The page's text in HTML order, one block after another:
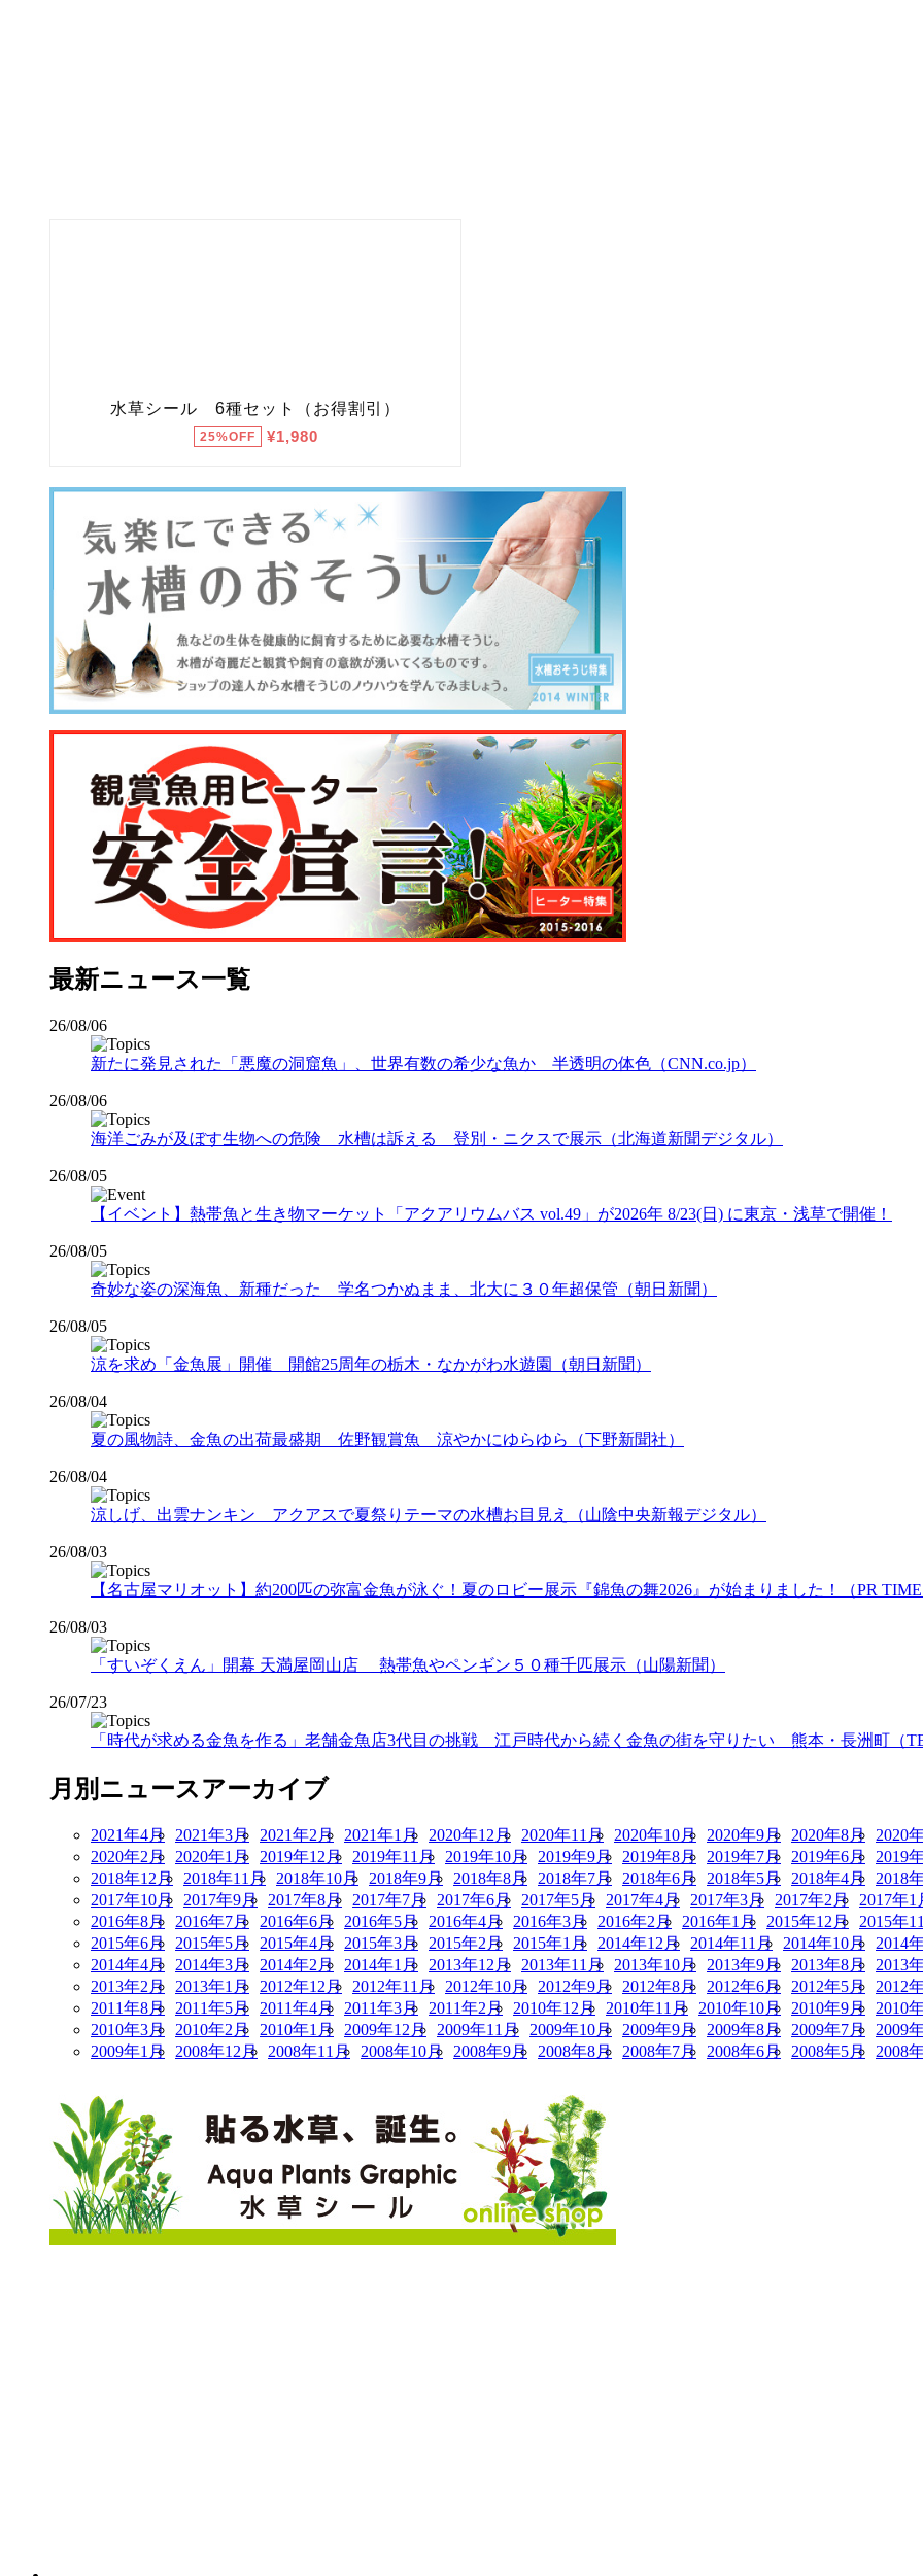
最新ニュース一覧
26/08/06
新たに発見された「悪魔の洞窟魚」、世界有数の希少な魚か 半透明の体色（CNN.co.jp）
26/08/06
海洋ごみが及ぼす生物への危険 水槽は訴える 登別・ニクスで展示（北海道新聞デジタル）
26/08/05
【イベント】熱帯魚と生き物マーケット「アクアリウムバス vol.49」が2026年 8/23(日) に東京・浅草で開催！
26/08/05
奇妙な姿の深海魚、新種だった 学名つかぬまま、北大に３０年超保管（朝日新聞）
26/08/05
涼を求め「金魚展」開催 開館25周年の栃木・なかがわ水遊園（朝日新聞）
26/08/04
夏の風物詩、金魚の出荷最盛期 佐野観賞魚 涼やかにゆらゆら（下野新聞社）
26/08/04
涼しげ、出雲ナンキン アクアスで夏祭りテーマの水槽お目見え（山陰中央新報デジタル）
26/08/03
【名古屋マリオット】約200匹の弥富金魚が泳ぐ！夏のロビー展示『錦魚の舞2026』が始まりました！（PR
26/08/03
「すいぞくえん」開幕 天満屋岡山店 熱帯魚やペンギン５０種千匹展示（山陽新聞）
26/07/23
「時代が求める金魚を作る」老舗金魚店3代目の挑戦 江戸時代から続く金魚の街を守りたい 熊本・長洲町（
月別ニュースアーカイブ
2021年4月 2021年3月 2021年2月 2021年1月 2020年12月 2020年11月 2020年10月 2020年9月 2020年8月 2020
2020年2月 2020年1月 2019年12月 2019年11月 2019年10月 2019年9月 2019年8月 2019年7月 2019年6月 2019
2018年12月 2018年11月 2018年10月 2018年9月 2018年8月 2018年7月 2018年6月 2018年5月 2018年4月 2018
2017年10月 2017年9月 2017年8月 2017年7月 2017年6月 2017年5月 2017年4月 2017年3月 2017年2月 2017年1
2016年8月 2016年7月 2016年6月 2016年5月 2016年4月 2016年3月 2016年2月 2016年1月 2015年12月 2015年
2015年6月 2015年5月 2015年4月 2015年3月 2015年2月 2015年1月 2014年12月 2014年11月 2014年10月 2014
2014年4月 2014年3月 2014年2月 2014年1月 2013年12月 2013年11月 2013年10月 2013年9月 2013年8月 2013
2013年2月 2013年1月 2012年12月 2012年11月 2012年10月 2012年9月 2012年8月 2012年6月 2012年5月 2012
2011年8月 2011年5月 2011年4月 2011年3月 2011年2月 2010年12月 2010年11月 2010年10月 2010年9月 2010
2010年3月 2010年2月 2010年1月 2009年12月 2009年11月 2009年10月 2009年9月 2009年8月 2009年7月 2009
2009年1月 2008年12月 2008年11月 2008年10月 2008年9月 2008年8月 2008年7月 2008年6月 2008年5月 2008